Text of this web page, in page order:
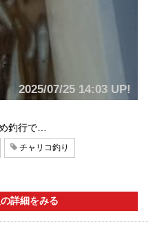
2025/07/25 14:03 UP!
釣行で…
チャリコ釣り
詳細をみる